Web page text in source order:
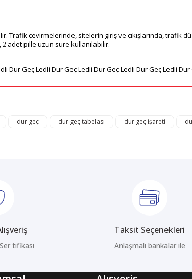
Trafik çevirmelerinde, sitelerin giriş ve çıkışlarında, trafik
adet pille uzun süre kullanılabilir.
Dur Geç Ledli Dur Geç Ledli Dur Geç Ledli Dur Geç Ledli
Bu ürüne ilk yorumu siz yapın!
dur geç dur geç tabelası dur geç işareti
tifikası
Taksit Seçenekleri
Anlaşmalı bankalar ile